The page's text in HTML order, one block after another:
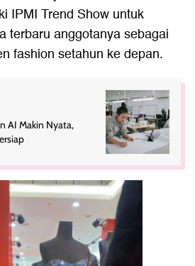
IPMI Trend Show untuk
terbaru anggotanya sebagai
fashion setahun ke depan.
AI Makin Nyata,